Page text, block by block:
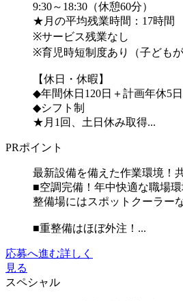
9:30～18:30（休憩60分）
★月の平均残業時間：17時間
※サービス残業なし
※育児時短制度あり（子どもが
【休日・休暇】
◆年間休日120日＋計画年休5日
◆シフト制
★月1回、土日休み取得...
PRポイント
最新設備を備えた作業環境！
■空調完備！年中快適な職場環
整備場にはスポットクーラー
■重整備はほぼ外注！...
応募へ進む詳しく
見る
スペシャル